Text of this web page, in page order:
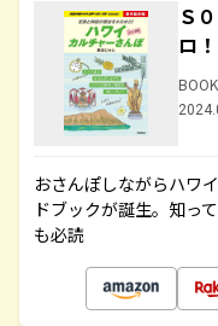
Ｓ
ロ
おさんぽしながらハワ
ドブックが誕生。知っ
も必読